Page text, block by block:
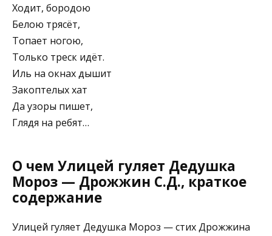
Ходит, бородою
Белою трясёт,
Топает ногою,
Только треск идёт.
Иль на окнах дышит
Закоптелых хат
Да узоры пишет,
Глядя на ребят…
О чем Улицей гуляет Дедушка
Мороз — Дрожжин С.Д., краткое
содержание
Улицей гуляет Дедушка Мороз — стих Дрожжина